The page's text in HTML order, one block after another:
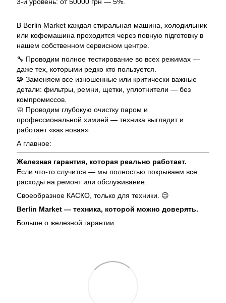
В Berlin Market каждая стиральная машина, холодильник
или кофемашина проходится через повную підготовку в
нашем собственном сервисном центре.
🔧 Проводим полное тестирование во всех режимах —
даже тех, которыми редко кто пользуется.
🧩 Заменяем все изношенные или критически важные
детали: фильтры, ремни, щетки, уплотнители — без
компромиссов.
🧼 Проводим глубокую очистку паром и
профессиональной химией — техника выглядит и
работает «как новая».
А главное:
Железная гарантия, которая реально работает.
Если что-то случится — мы полностью покрываем все
расходы на ремонт или обслуживание.
Своеобразное КАСКО, только для техники. 😉
Berlin Market — техника, которой можно доверять.
Больше о железной гарантии